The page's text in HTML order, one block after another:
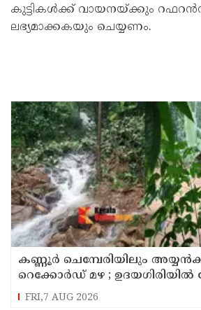
കുട്ടികൾക്ക് വായനയ്ക്കും
ലഭ്യമാക്കകയും ചെയ്യണം.
കണ്ണൂർ ചെമ്പേരിയിലും
റെക്കോർഡ് മഴ ; ഉദയഗിരിയിൽ
ഉരുൾപൊട്ടൽ; 13 പേരെ
FRI,7 AUG 2026